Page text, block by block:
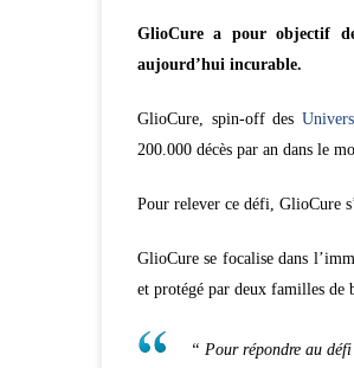
GlioCure a pour objectif
aujourd’hui incurable.
GlioCure, spin-off des
200.000 décès par an dans le
Pour relever ce défi, GlioCure
GlioCure se focalise dans
et protégé par deux familles de
“ Pour répondre au